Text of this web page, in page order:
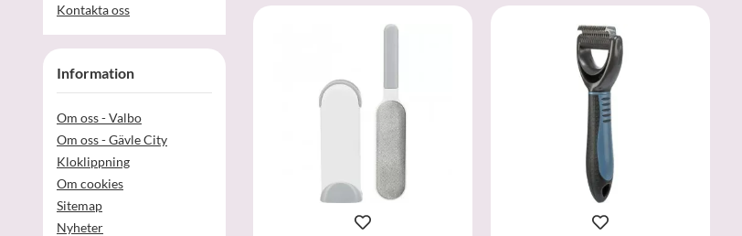
Kontakta oss
Information
Om oss - Valbo
Om oss - Gävle City
Kloklippning
Om cookies
Sitemap
Nyheter